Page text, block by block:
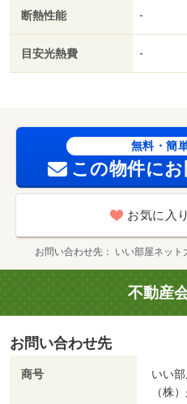
コープ大宮中川店（スーパー
ト 南中野店（スーパー）ま
さいたま南中丸店（コンビ
和田店（飲食店）まで６００
断熱性能 -
目安光熱費 -
無料・簡
この物件に
お気に入
お問い合わせ先 いい部屋ネット
不動産
お問い合わせ先
商号
いい
（株